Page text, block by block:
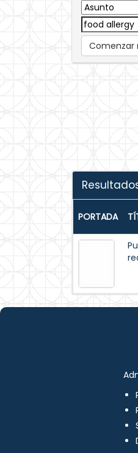
Comenzar
PORTADA